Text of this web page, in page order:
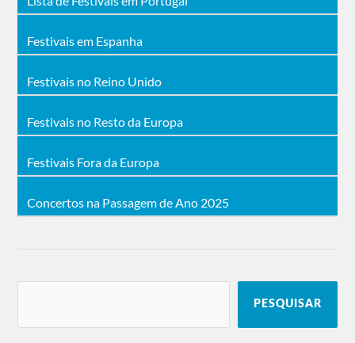
Festivais em Espanha
Festivais no Reino Unido
Festivais no Resto da Europa
Festivais Fora da Europa
Concertos na Passagem de Ano 2025
PESQUISAR